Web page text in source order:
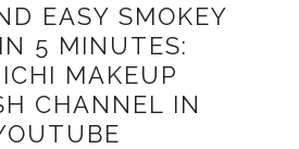
EASY SMOKEY
5 MINUTES:
MAKEUP
CHANNEL IN